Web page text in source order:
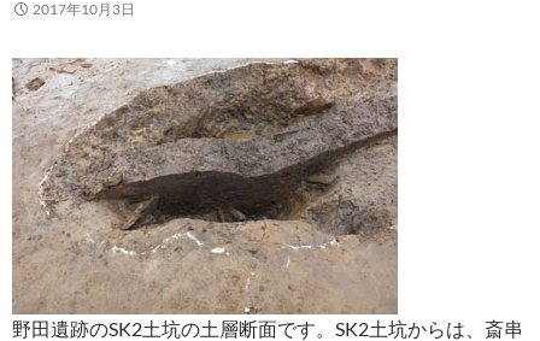
2017年10月3日
野田遺跡のSK2土坑の土層断面です。SK2土坑からは、斎串